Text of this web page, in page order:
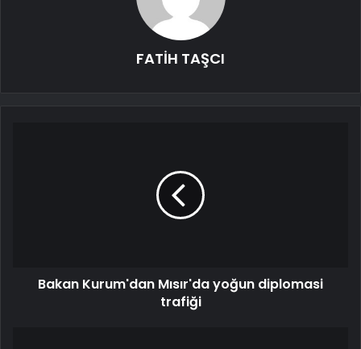
FATİH TAŞCI
Bakan Kurum'dan Mısır'da yoğun diplomasi
trafiği